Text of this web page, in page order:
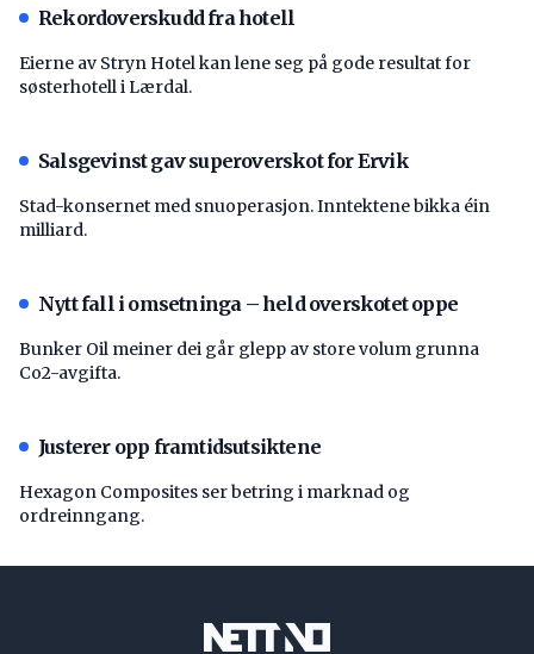
Rekordoverskudd fra hotell
Eierne av Stryn Hotel kan lene seg på gode resultat for
søsterhotell i Lærdal.
Salsgevinst gav superoverskot for Ervik
Stad-konsernet med snuoperasjon. Inntektene bikka éin
milliard.
Nytt fall i omsetninga – held overskotet oppe
Bunker Oil meiner dei går glepp av store volum grunna
Co2-avgifta.
Justerer opp framtidsutsiktene
Hexagon Composites ser betring i marknad og
ordreinngang.